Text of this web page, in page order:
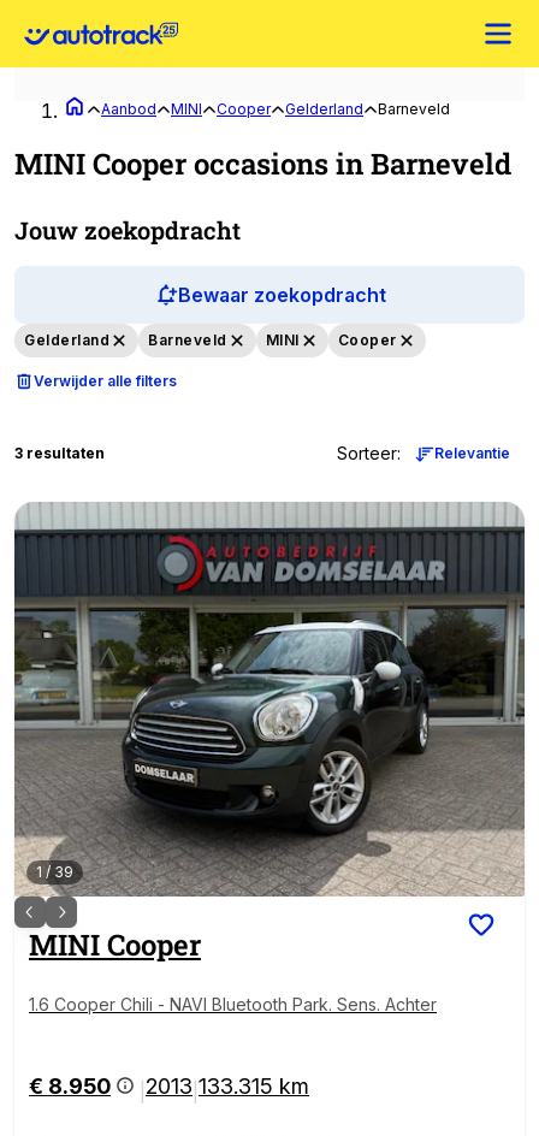
Aanbod MINI Cooper Gelderland Barneveld
MINI Cooper occasions in Barneveld
Jouw zoekopdracht
Bewaar zoekopdracht
Gelderland Barneveld MINI Cooper
Verwijder alle filters
3 resultaten Sorteer: Relevantie
1 / 39
MINICooper
1.6 Cooper Chili - NAVI Bluetooth Park. Sens. Achter
€ 8.950 2013 133.315 km